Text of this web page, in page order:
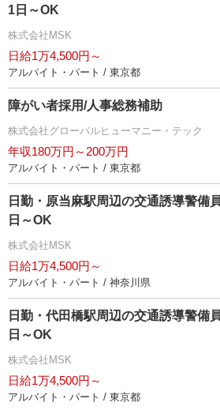
1日～OK
株式会社MSK
日給1万4,500円～
アルバイト・パート / 東京都
障がい者採用/人事総務補助
株式会社グローバルヒューマニー・テック
年収180万円～200万円
アルバイト・パート / 東京都
日勤・原当麻駅周辺の交通誘導警備
日～OK
株式会社MSK
日給1万4,500円～
アルバイト・パート / 神奈川県
日勤・代田橋駅周辺の交通誘導警備
日～OK
株式会社MSK
日給1万4,500円～
アルバイト・パート / 東京都